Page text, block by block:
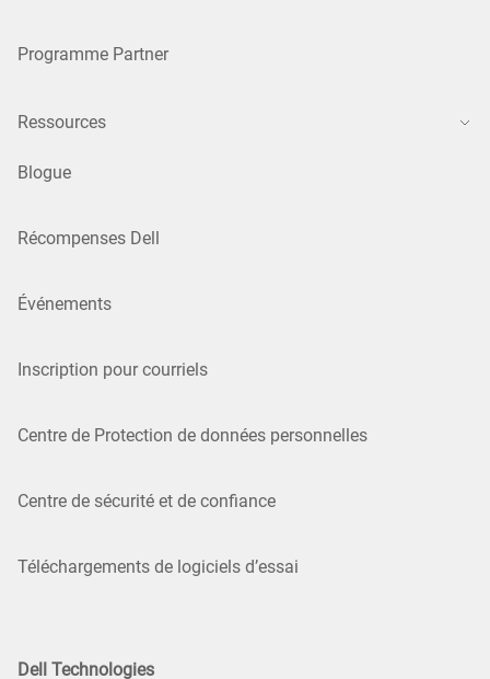
Programme Partner
Ressources
Blogue
Récompenses Dell
Événements
Inscription pour courriels
Centre de Protection de données personnelles
Centre de sécurité et de confiance
Téléchargements de logiciels d’essai
Dell Technologies